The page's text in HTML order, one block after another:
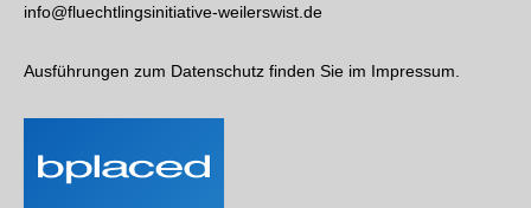
info@fluechtlingsinitiative-weilerswist.de
Ausführungen zum Datenschutz finden Sie im Impressum.